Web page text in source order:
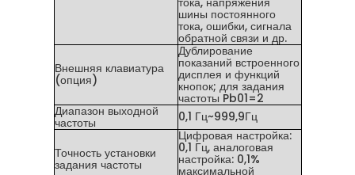
шины постоянного
тока, ошибки, сигнала
обратной связи и др.
Внешняя клавиатура
(опция)
Дублирование
показаний встроенного
дисплея и функций
кнопок; для задания
частоты Pb01=2
Диапазон выходной
частоты 0,1 Гц~999,9Гц
Точность установки
задания частоты
Цифровая настройка:
0,1 Гц, аналоговая
настройка: 0,1%
максимальной